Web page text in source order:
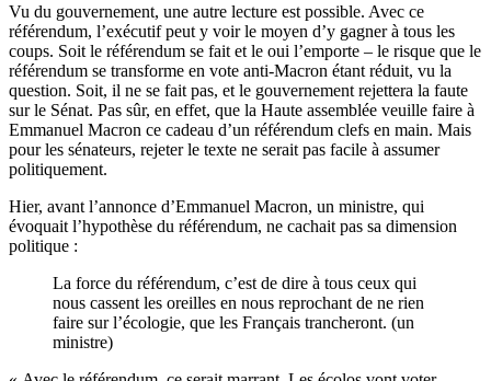
Vu du gouvernement, une autre lecture est possible. Avec ce
référendum, l’exécutif peut y voir le moyen d’y gagner à tous les
coups. Soit le référendum se fait et le oui l’emporte – le risque que le
référendum se transforme en vote anti-Macron étant réduit, vu la
question. Soit, il ne se fait pas, et le gouvernement rejettera la faute
sur le Sénat. Pas sûr, en effet, que la Haute assemblée veuille faire à
Emmanuel Macron ce cadeau d’un référendum clefs en main. Mais
pour les sénateurs, rejeter le texte ne serait pas facile à assumer
politiquement.
Hier, avant l’annonce d’Emmanuel Macron, un ministre, qui
évoquait l’hypothèse du référendum, ne cachait pas sa dimension
politique :
La force du référendum, c’est de dire à tous ceux qui
nous cassent les oreilles en nous reprochant de ne rien
faire sur l’écologie, que les Français trancheront. (un
ministre)